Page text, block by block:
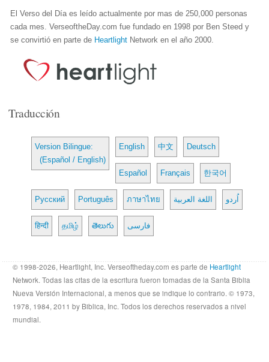
El Verso del Día es leído actualmente por mas de 250,000 personas
cada mes. VerseoftheDay.com fue fundado en 1998 por Ben Steed y
se convirtió en parte de Heartlight Network en el año 2000.
Traducción
Version Bilingue:
(Español / English)
English 中文 Deutsch
Español Français 한국어
Русский Português ภาษาไทย اللغة العربية اُردو
हिन्दी தமிழ் తెలుగు فارسی
© 1998-2026, Heartlight, Inc. Verseoftheday.com es parte de Heartlight
Network. Todas las citas de la escritura fueron tomadas de la Santa Biblia
Nueva Versión Internacional, a menos que se indique lo contrario. © 1973,
1978, 1984, 2011 by Biblica, Inc. Todos los derechos reservados a nivel
mundial.